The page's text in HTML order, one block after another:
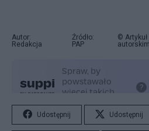
Autor:
Redakcja
Źródło:
PAP
©
Udostępnij Udostępnij